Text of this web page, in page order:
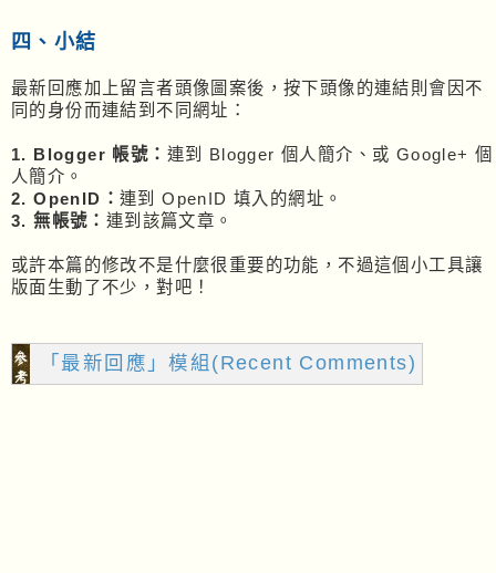
owComment)+');" title="Older Comments">&g
t;&gt;</a>';
return sResult;
}
var sHTML = '<ul>';
var sortentry = json.feed.entry.sort(com
pareentry);
var nIndex = parseInt(json.feed.openSear
var nTotalComment = parseInt(json.feed.o
penSearch$totalResults.$t);
for (var i = 0, Comment; Comment = sorte
t)
四、小結
最新回應加上留言者頭像圖案後，按下頭像的連結則會因不
同的身份而連結到不同網址：
1. Blogger 帳號： 連到 Blogger 個人簡介、或 Google+ 個
人簡介。
2. OpenID：連到 OpenID 填入的網址。
3. 無帳號： 連到該篇文章。
或許本篇的修改不是什麼很重要的功能，不過這個小工具讓
版面生動了不少，對吧！
「最新回應」模組(Recent Comments)